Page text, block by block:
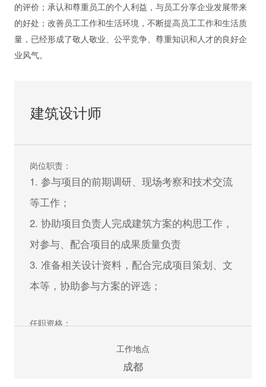
的评价；承认和尊重员工的个人利益，与员工分享企业发展带来
的好处；改善员工工作和生活环境，不断提高员工工作和生活质
量，已经形成了敬人敬业、公平竞争、尊重知识和人才的良好企
业风气。
建筑设计师
岗位职责：
1. 参与项目的前期调研、现场考察和技术交流
等工作；
2. 协助项目负责人完成建筑方案的构思工作，
对参与、配合项目的成果质量负责
3. 准备相关设计资料，配合完成项目策划、文
本等，协助参与方案的评选；
任职资格：
2. 建筑设计行业2年以下工作经验，应届生优
工作地点
成都